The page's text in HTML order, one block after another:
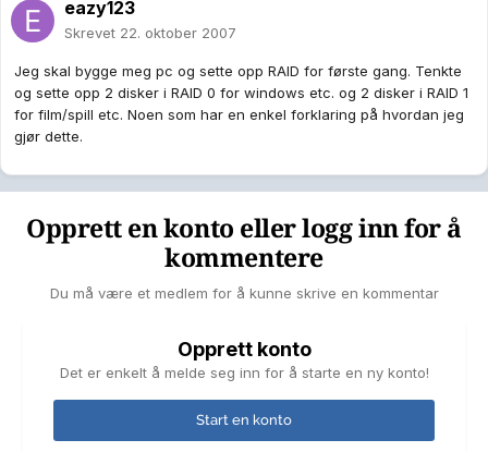
eazy123
Skrevet 22. oktober 2007
Jeg skal bygge meg pc og sette opp RAID for første gang. Tenkte
og sette opp 2 disker i RAID 0 for windows etc. og 2 disker i RAID 1
for film/spill etc. Noen som har en enkel forklaring på hvordan jeg
gjør dette.
Opprett en konto eller logg inn for å
kommentere
Du må være et medlem for å kunne skrive en kommentar
Opprett konto
Det er enkelt å melde seg inn for å starte en ny konto!
Start en konto